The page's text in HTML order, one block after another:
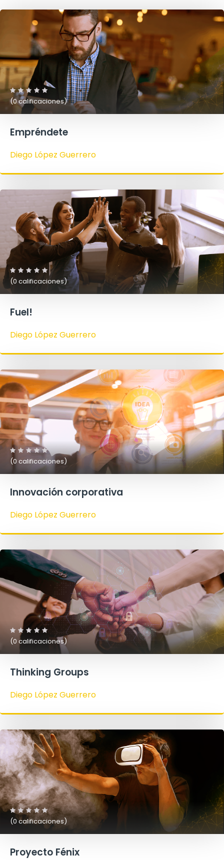
(0 calificaciones)
Empréndete
Diego López Guerrero
(0 calificaciones)
Fuel!
Diego López Guerrero
(0 calificaciones)
Innovación corporativa
Diego López Guerrero
(0 calificaciones)
Thinking Groups
Diego López Guerrero
(0 calificaciones)
Proyecto Fénix